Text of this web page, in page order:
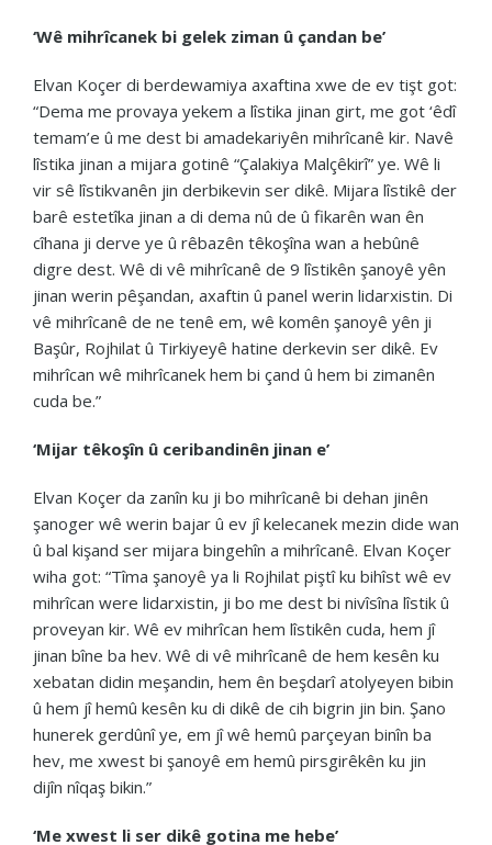
‘Wê mihrîcanek bi gelek ziman û çandan be’
Elvan Koçer di berdewamiya axaftina xwe de ev tişt got:
“Dema me provaya yekem a lîstika jinan girt, me got ‘êdî
temam’e û me dest bi amadekariyên mihrîcanê kir. Navê
lîstika jinan a mijara gotinê “Çalakiya Malçêkirî” ye. Wê li
vir sê lîstikvanên jin derbikevin ser dikê. Mijara lîstikê der
barê estetîka jinan a di dema nû de û fikarên wan ên
cîhana ji derve ye û rêbazên têkoşîna wan a hebûnê
digre dest. Wê di vê mihrîcanê de 9 lîstikên şanoyê yên
jinan werin pêşandan, axaftin û panel werin lidarxistin. Di
vê mihrîcanê de ne tenê em, wê komên şanoyê yên ji
Başûr, Rojhilat û Tirkiyeyê hatine derkevin ser dikê. Ev
mihrîcan wê mihrîcanek hem bi çand û hem bi zimanên
cuda be.”
‘Mijar têkoşîn û ceribandinên jinan e’
Elvan Koçer da zanîn ku ji bo mihrîcanê bi dehan jinên
şanoger wê werin bajar û ev jî kelecanek mezin dide wan
û bal kişand ser mijara bingehîn a mihrîcanê. Elvan Koçer
wiha got: “Tîma şanoyê ya li Rojhilat piştî ku bihîst wê ev
mihrîcan were lidarxistin, ji bo me dest bi nivîsîna lîstik û
proveyan kir. Wê ev mihrîcan hem lîstikên cuda, hem jî
jinan bîne ba hev. Wê di vê mihrîcanê de hem kesên ku
xebatan didin meşandin, hem ên beşdarî atolyeyen bibin
û hem jî hemû kesên ku di dikê de cih bigrin jin bin. Şano
hunerek gerdûnî ye, em jî wê hemû parçeyan binîn ba
hev, me xwest bi şanoyê em hemû pirsgirêkên ku jin
dijîn nîqaş bikin.”
‘Me xwest li ser dikê gotina me hebe’